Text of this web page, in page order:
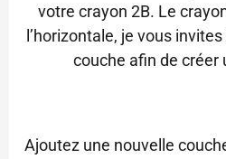
votre crayon 2B. Le
l’horizontale, je vous
couche afin de créer
Ajoutez une nouvelle